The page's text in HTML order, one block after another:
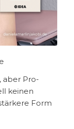
aber Pro-
keinen
Form